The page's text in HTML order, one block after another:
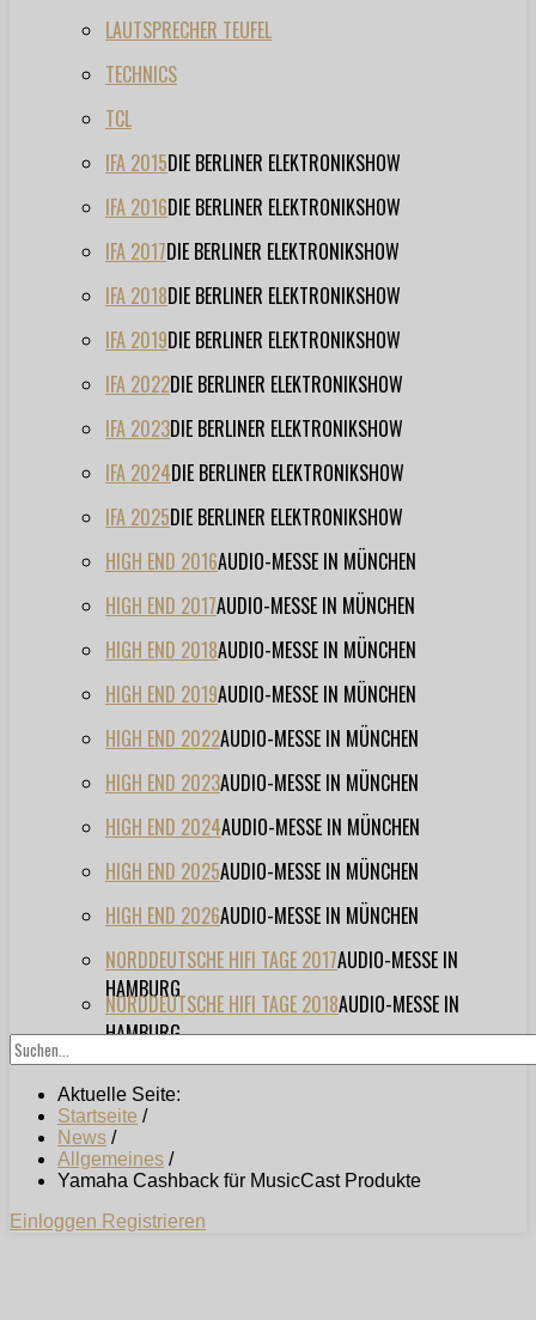
LAUTSPRECHER TEUFEL
TECHNICS
TCL
IFA 2015DIE BERLINER ELEKTRONIKSHOW
IFA 2016DIE BERLINER ELEKTRONIKSHOW
IFA 2017DIE BERLINER ELEKTRONIKSHOW
IFA 2018DIE BERLINER ELEKTRONIKSHOW
IFA 2019DIE BERLINER ELEKTRONIKSHOW
IFA 2022DIE BERLINER ELEKTRONIKSHOW
IFA 2023DIE BERLINER ELEKTRONIKSHOW
IFA 2024DIE BERLINER ELEKTRONIKSHOW
IFA 2025DIE BERLINER ELEKTRONIKSHOW
HIGH END 2016AUDIO-MESSE IN MÜNCHEN
HIGH END 2017AUDIO-MESSE IN MÜNCHEN
HIGH END 2018AUDIO-MESSE IN MÜNCHEN
HIGH END 2019AUDIO-MESSE IN MÜNCHEN
HIGH END 2022AUDIO-MESSE IN MÜNCHEN
HIGH END 2023AUDIO-MESSE IN MÜNCHEN
HIGH END 2024AUDIO-MESSE IN MÜNCHEN
HIGH END 2025AUDIO-MESSE IN MÜNCHEN
HIGH END 2026AUDIO-MESSE IN MÜNCHEN
NORDDEUTSCHE HIFI TAGE 2017AUDIO-MESSE IN
HAMBURG
NORDDEUTSCHE HIFI TAGE 2018AUDIO-MESSE IN
HAMBURG
Aktuelle Seite:
Startseite /
News /
Allgemeines /
Yamaha Cashback für MusicCast Produkte
Einloggen Registrieren